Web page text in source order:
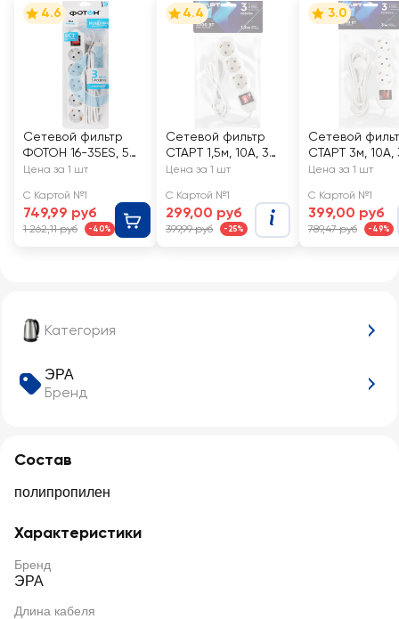
Категория
ЭРА
Бренд
Состав
полипропилен
Характеристики
Бренд
ЭРА
Длина кабеля
4.6
Сетевой фильтр
ФОТОН 16-35ЕS, 5
розеток, 3м, 16А, с
заземлением, в
ассортименте
Цена за 1 шт
С Картой №1
749,99 руб
1 262,11 руб -40%
4.4
Сетевой фильтр
СТАРТ 1,5м, 10А, 3
розетки
Цена за 1 шт
С Картой №1
299,00 руб
399,99 руб -25%
3.0
Сетевой
СТАРТ 3м, 10А,
розетки
Цена за 1 шт
С Картой №1
399,00 руб
789,47 руб -49%